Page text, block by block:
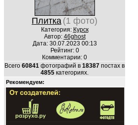
Плитка (1 фото)
Категория: Курск
Автор: 46ghost
Дата: 30.07.2023 00:13
Рейтинг: 0
Комментарии: 0
Всего 60841 фотографий в 18387 постах в
4855 категориях.
Рекомендуем: